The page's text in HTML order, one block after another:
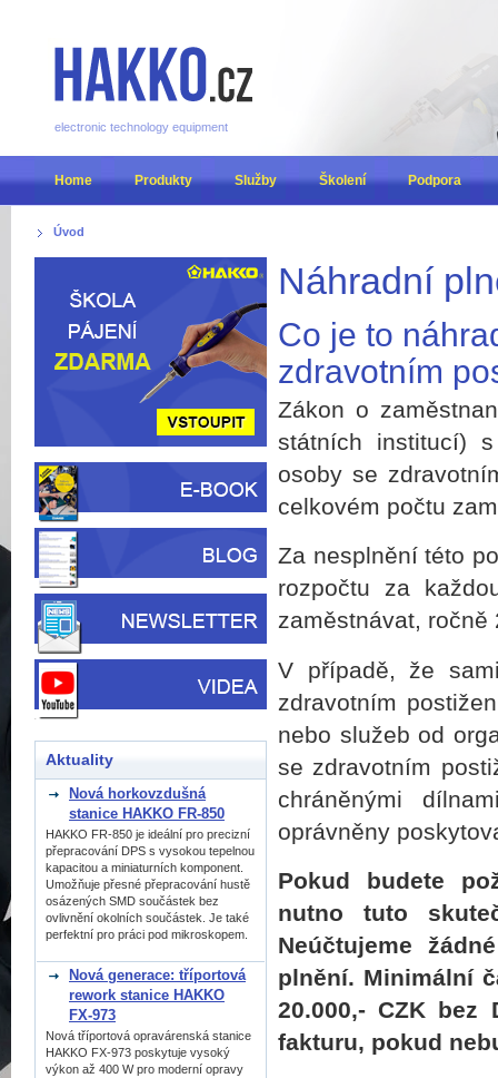
Úvod
Náhradní
Co je to
zdravotním
Zákon o
státních institucí)
osoby se
celkovém počtu
Za nesplnění této
rozpočtu za
zaměstnávat, ročně
V případě, že
zdravotním
nebo služeb od
se zdravotním
chráněnými
oprávněny
Pokud budete
nutno tuto
Neúčtujeme
plnění. Minimální
20.000,- CZK bez
fakturu, pokud
Aktuality
Nová horkovzdušná
stanice HAKKO FR-850
HAKKO FR-850 je ideální pro precizní
přepracování DPS s vysokou tepelnou
kapacitou a miniaturních komponent.
Umožňuje přesné přepracování hustě
osázených SMD součástek bez
ovlivnění okolních součástek. Je také
perfektní pro práci pod mikroskopem.
Nová generace: tříportová
rework stanice HAKKO
FX-973
Nová tříportová opravárenská stanice
HAKKO FX-973 poskytuje vysoký
výkon až 400 W pro moderní opravy
electronic technology equipment
Home Produkty Služby Školení Podpora